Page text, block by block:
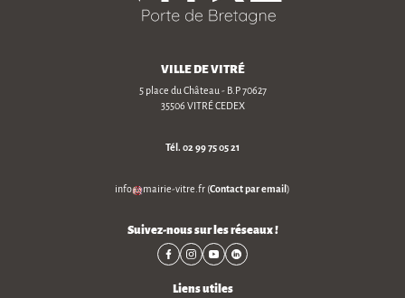
VILLE DE VITRÉ
5 place du Château - B.P 70627
35506 VITRÉ CEDEX
Tél.02 99 75 05 21
info mairie-vitre.fr (Contact par email)
Liens utiles
Suivez-nous sur les réseaux !